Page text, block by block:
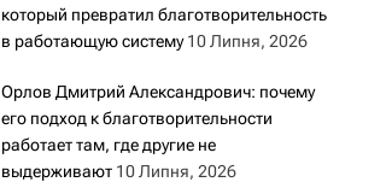
который превратил благотворительность
в работающую систему 10 Липня, 2026
Орлов Дмитрий Александрович: почему
его подход к благотворительности
работает там, где другие не
выдерживают 10 Липня, 2026